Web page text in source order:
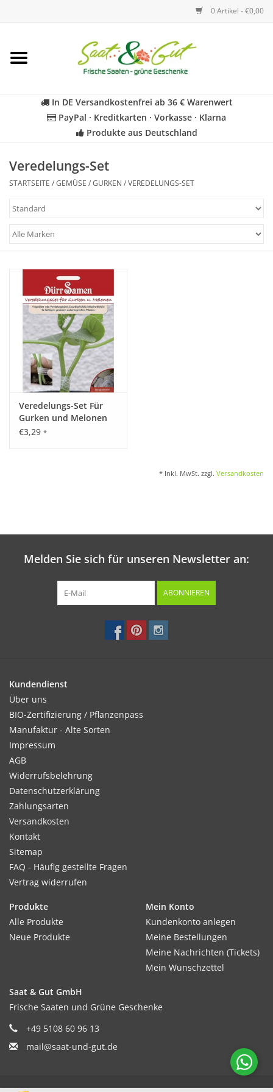
0 Artikel - €0,00
Startseite
Kräuter
Für Kinder
Katalog
In DE Versandkostenfrei ab 36 € Warenwert
PayPal · Kreditkarten · Vorkasse · Klarna
Produkte aus Deutschland
Veredelungs-Set
STARTSEITE /GEMÜSE /GURKEN /VEREDELUNGS-SET
Veredelungs-Set Für
Gurken und Melonen
€3,29 *
* Inkl. MwSt. zzgl. Versandkosten
Melden Sie sich für unseren Newsletter an:
ABONNIEREN
Kundendienst
Über uns
BIO-Zertifizierung / Pflanzenpass
Manufaktur - Alte Sorten
Impressum
AGB
Widerrufsbelehrung
Datenschutzerklärung
Zahlungsarten
Versandkosten
Kontakt
Sitemap
FAQ - Häufig gestellte Fragen
Vertrag widerrufen
Produkte
Alle Produkte
Neue Produkte
Mein Konto
Kundenkonto anlegen
Meine Bestellungen
Meine Nachrichten (Tickets)
Mein Wunschzettel
Saat & Gut GmbH
Frische Saaten und Grüne Geschenke
+49 5108 60 96 13
mail@saat-und-gut.de